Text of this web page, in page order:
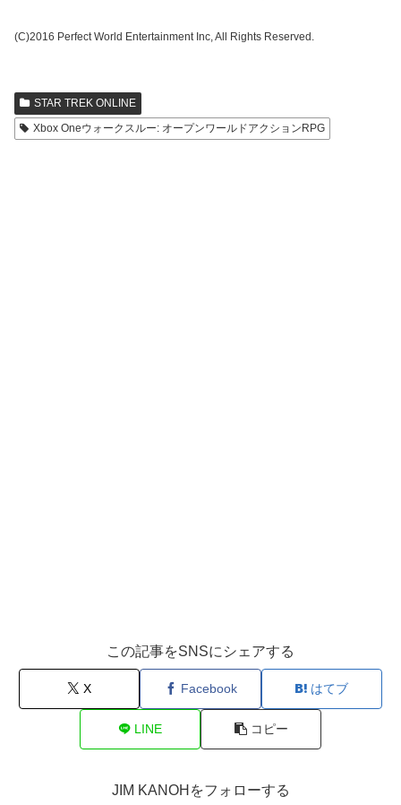
(C)2016 Perfect World Entertainment Inc, All Rights Reserved.
STAR TREK ONLINE
Xbox Oneウォークスルー: オープンワールドアクションRPG
この記事をSNSにシェアする
X Facebook はてブ
LINE コピー
JIM KANOHをフォローする